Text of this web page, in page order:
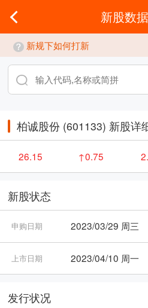
新股数据
新规下如何打新
柏诚股份 (601133) 新股详
26.15 ↑0.75
新股状态
申购日期 2023/03/29 周三
上市日期 2023/04/10 周一
发行状况